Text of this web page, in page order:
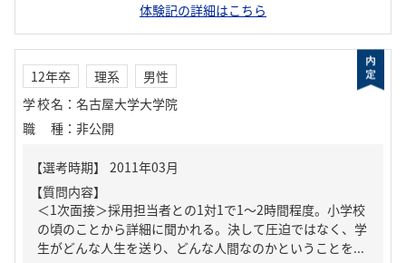
体験記の詳細はこちら
12年卒 理系
男性
学校名 ： 名古屋大学大学院
職種 ： 非公開
【質問内容】
＜1次面接＞採用担当者との1対1で1～2時間程度。小学校
の頃のことから詳細に聞かれる。決して圧迫ではなく、学
生がどんな人生を送り、どんな人間なのかということを...